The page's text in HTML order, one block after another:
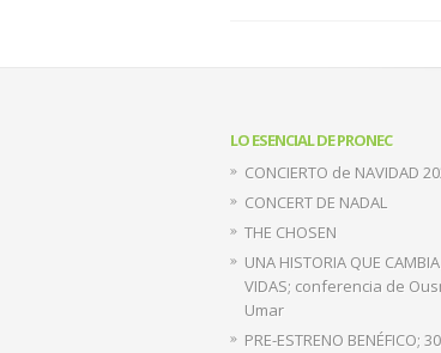
LO ESENCIAL DE PRONEC
CONCIERTO de NAVIDAD
CONCERT DE NADAL
THE CHOSEN
UNA HISTORIA QUE CAMBIA
VIDAS; conferencia de
Umar
PRE-ESTRENO BENÉFICO; 30